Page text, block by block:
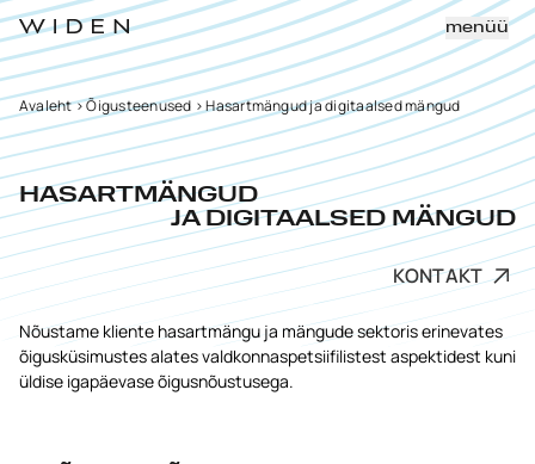
menüü
Avaleht>Õigusteenused >Hasartmängud ja digitaalsed mängud
HASARTMÄNGUD
JA DIGITAALSED MÄNGUD
KONTAKT
Nõustame kliente hasartmängu ja mängude sektoris erinevates
õigusküsimustes alates valdkonnaspetsiifilistest aspektidest kuni
üldise igapäevase õigusnõustusega.